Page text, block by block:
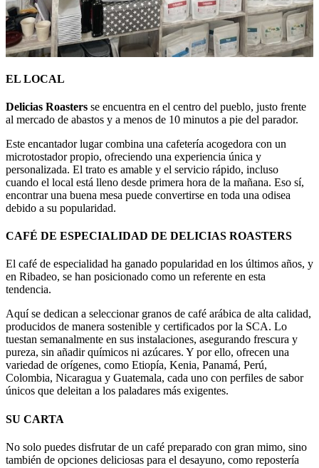
EL LOCAL
Delicias Roasters se encuentra en el centro del pueblo, justo frente
al mercado de abastos y a menos de 10 minutos a pie del parador.
Este encantador lugar combina una cafetería acogedora con un
microtostador propio, ofreciendo una experiencia única y
personalizada. El trato es amable y el servicio rápido, incluso
cuando el local está lleno desde primera hora de la mañana. Eso sí,
encontrar una buena mesa puede convertirse en toda una odisea
debido a su popularidad.
CAFÉ DE ESPECIALIDAD DE DELICIAS ROASTERS
El café de especialidad ha ganado popularidad en los últimos años, y
en Ribadeo, se han posicionado como un referente en esta
tendencia.
Aquí se dedican a seleccionar granos de café arábica de alta calidad,
producidos de manera sostenible y certificados por la SCA. Lo
tuestan semanalmente en sus instalaciones, asegurando frescura y
pureza, sin añadir químicos ni azúcares. Y por ello, ofrecen una
variedad de orígenes, como Etiopía, Kenia, Panamá, Perú,
Colombia, Nicaragua y Guatemala, cada uno con perfiles de sabor
únicos que deleitan a los paladares más exigentes.
SU CARTA
No solo puedes disfrutar de un café preparado con gran mimo, sino
también de opciones deliciosas para el desayuno, como repostería